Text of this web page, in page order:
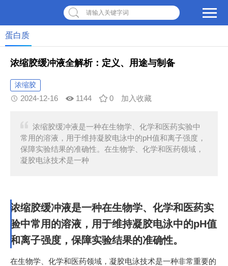
请输入关键字词
蛋白质
浓缩胶缓冲液全解析：定义、用途与制备
浓缩胶
2024-12-16 1144 0 加入收藏
浓缩胶缓冲液是一种在生物学、化学和医药实验中
常用的溶液，用于维持凝胶电泳中的pH值和离子强度，
保障实验结果的准确性。在生物学、化学和医药领域，
凝胶电泳技术是一种
浓缩胶缓冲液是一种在生物学、化学和医药实
验中常用的溶液，用于维持凝胶电泳中的pH值
和离子强度，保障实验结果的准确性。
在生物学、化学和医药领域，凝胶电泳技术是一种非常重要的